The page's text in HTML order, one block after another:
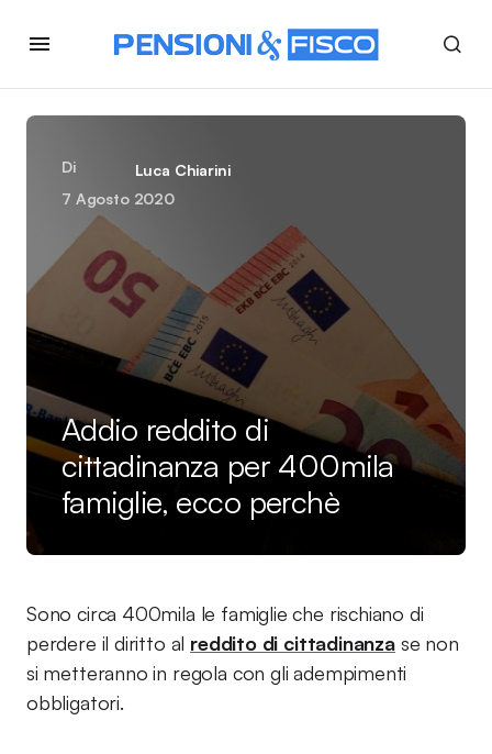
Di
Luca Chiarini
7 Agosto 2020
Addio reddito di
cittadinanza per 400mila
famiglie, ecco perchè
Sono circa 400mila le famiglie che rischiano di
perdere il diritto al reddito di cittadinanzase non
si metteranno in regola con gli adempimenti
obbligatori.